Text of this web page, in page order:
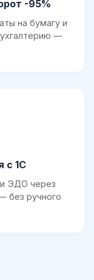
-95%
на бумагу и
—
с 1С
ЭДО через
без ручного